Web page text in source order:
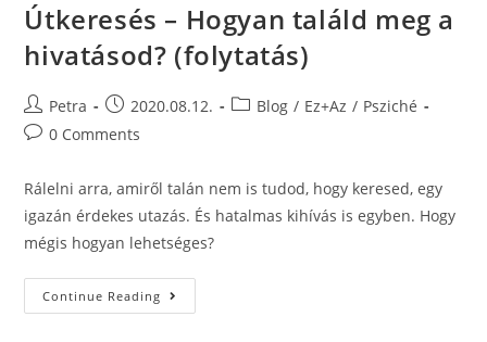
Útkeresés – Hogyan találd meg a
hivatásod? (folytatás)
Petra 2020.08.12. Blog / Ez+Az / Psziché
0 Comments
Rálelni arra, amiről talán nem is tudod, hogy keresed, egy
igazán érdekes utazás. És hatalmas kihívás is egyben. Hogy
mégis hogyan lehetséges?
Continue Reading